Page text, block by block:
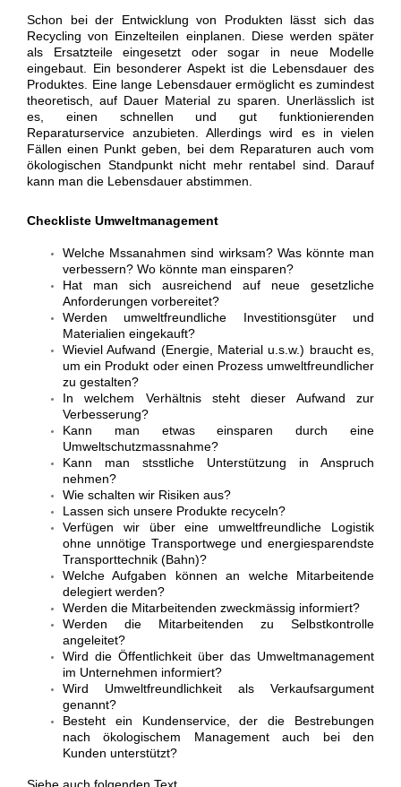
Schon bei der Entwicklung von Produkten lässt sich das
Recycling von Einzelteilen einplanen. Diese werden später
als Ersatzteile eingesetzt oder sogar in neue Modelle
eingebaut. Ein besonderer Aspekt ist die Lebensdauer des
Produktes. Eine lange Lebensdauer ermöglicht es zumindest
theoretisch, auf Dauer Material zu sparen. Unerlässlich ist
es, einen schnellen und gut funktionierenden
Reparaturservice anzubieten. Allerdings wird es in vielen
Fällen einen Punkt geben, bei dem Reparaturen auch vom
ökologischen Standpunkt nicht mehr rentabel sind. Darauf
kann man die Lebensdauer abstimmen.
Checkliste Umweltmanagement
Welche Mssanahmen sind wirksam? Was könnte man
verbessern? Wo könnte man einsparen?
Hat man sich ausreichend auf neue gesetzliche
Anforderungen vorbereitet?
Werden umweltfreundliche Investitionsgüter und
Materialien eingekauft?
Wieviel Aufwand (Energie, Material u.s.w.) braucht es,
um ein Produkt oder einen Prozess umweltfreundlicher
zu gestalten?
In welchem Verhältnis steht dieser Aufwand zur
Verbesserung?
Kann man etwas einsparen durch eine
Umweltschutzmassnahme?
Kann man stsstliche Unterstützung in Anspruch
nehmen?
Wie schalten wir Risiken aus?
Lassen sich unsere Produkte recyceln?
Verfügen wir über eine umweltfreundliche Logistik
ohne unnötige Transportwege und energiesparendste
Transporttechnik (Bahn)?
Welche Aufgaben können an welche Mitarbeitende
delegiert werden?
Werden die Mitarbeitenden zweckmässig informiert?
Werden die Mitarbeitenden zu Selbstkontrolle
angeleitet?
Wird die Öffentlichkeit über das Umweltmanagement
im Unternehmen informiert?
Wird Umweltfreundlichkeit als Verkaufsargument
genannt?
Besteht ein Kundenservice, der die Bestrebungen
nach ökologischem Management auch bei den
Kunden unterstützt?